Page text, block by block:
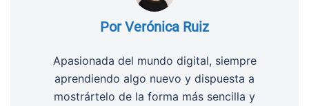
Por Verónica Ruiz
Apasionada del mundo digital, siempre
aprendiendo algo nuevo y dispuesta a
mostrártelo de la forma más sencilla y